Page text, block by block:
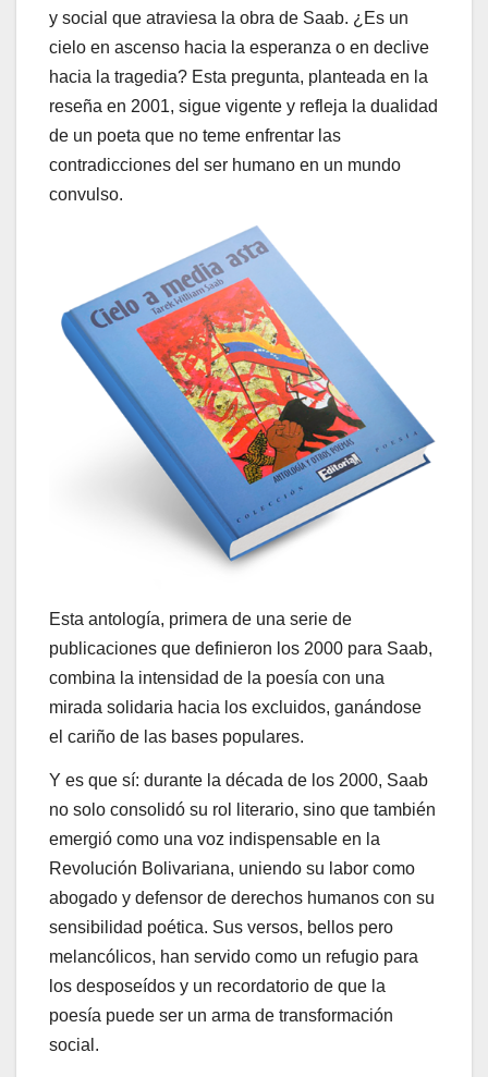
y social que atraviesa la obra de Saab. ¿Es un
cielo en ascenso hacia la esperanza o en declive
hacia la tragedia? Esta pregunta, planteada en la
reseña en 2001, sigue vigente y refleja la dualidad
de un poeta que no teme enfrentar las
contradicciones del ser humano en un mundo
convulso.
Esta antología, primera de una serie de
publicaciones que definieron los 2000 para Saab,
combina la intensidad de la poesía con una
mirada solidaria hacia los excluidos, ganándose
el cariño de las bases populares.
Y es que sí: durante la década de los 2000, Saab
no solo consolidó su rol literario, sino que también
emergió como una voz indispensable en la
Revolución Bolivariana, uniendo su labor como
abogado y defensor de derechos humanos con su
sensibilidad poética. Sus versos, bellos pero
melancólicos, han servido como un refugio para
los desposeídos y un recordatorio de que la
poesía puede ser un arma de transformación
social.